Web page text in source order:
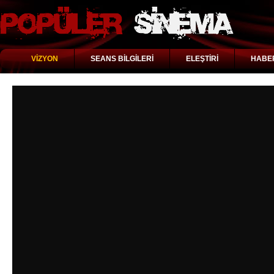
VİZYON SEANS BİLGİLERİ ELEŞTİRİ